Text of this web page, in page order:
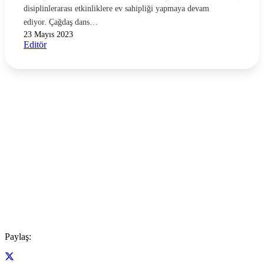
disiplinlerarası etkinliklere ev sahipliği yapmaya devam
ediyor. Çağdaş dans…
23 Mayıs 2023
Editör
Paylaş: